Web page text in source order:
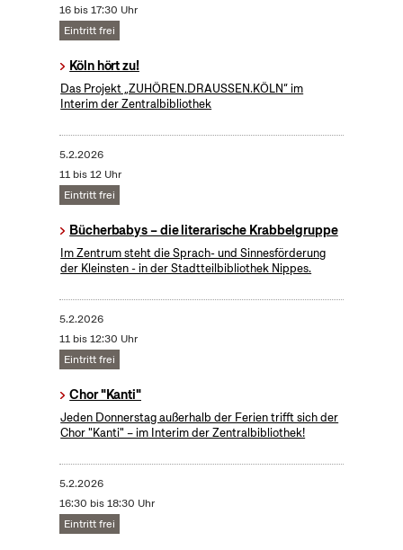
16 bis 17:30 Uhr
Eintritt frei
Köln hört zu!
Das Projekt „ZUHÖREN.DRAUSSEN.KÖLN“ im
Interim der Zentralbibliothek
5.2.2026
11 bis 12 Uhr
Eintritt frei
Bücherbabys – die literarische Krabbelgruppe
Im Zentrum steht die Sprach- und Sinnesförderung
der Kleinsten - in der Stadtteilbibliothek Nippes.
5.2.2026
11 bis 12:30 Uhr
Eintritt frei
Chor "Kanti"
Jeden Donnerstag außerhalb der Ferien trifft sich der
Chor "Kanti" – im Interim der Zentralbibliothek!
5.2.2026
16:30 bis 18:30 Uhr
Eintritt frei